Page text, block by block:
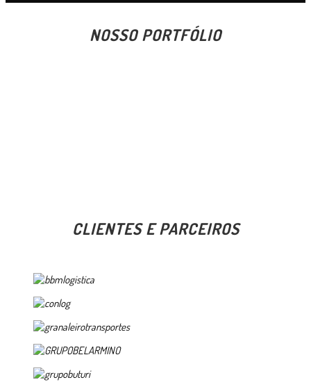
NOSSO PORTFÓLIO
CLIENTES E PARCEIROS